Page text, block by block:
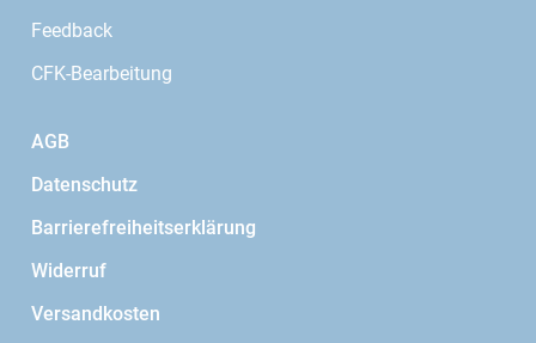
Feedback
CFK-Bearbeitung
AGB
Datenschutz
Barrierefreiheitserklärung
Widerruf
Versandkosten